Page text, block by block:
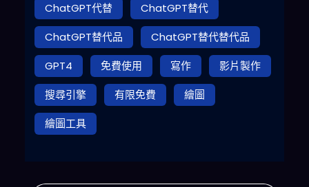
ChatGPT代替
ChatGPT替代
ChatGPT替代品
ChatGPT替代替代品
GPT4
免費使用 寫作
影片製作
搜尋引擎
有限免費
繪圖
繪圖工具